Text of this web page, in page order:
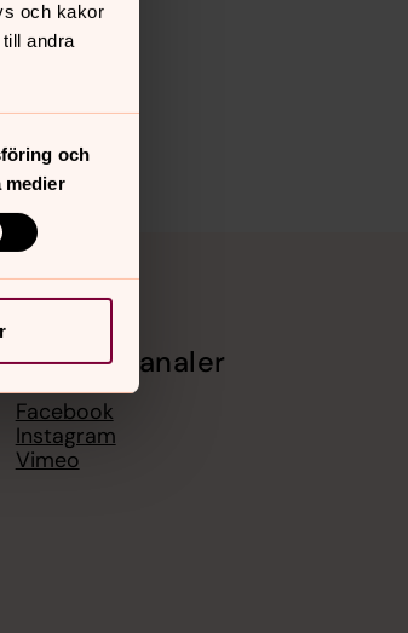
och kakor
andra
och
medier
Sociala kanaler
Facebook
Instagram
Vimeo